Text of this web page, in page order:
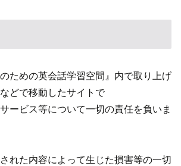
ための英会話学習空間』内で取り上げ
どで移動したサイトで
ービス等について一切の責任を負いま
れた内容によって生じた損害等の一切